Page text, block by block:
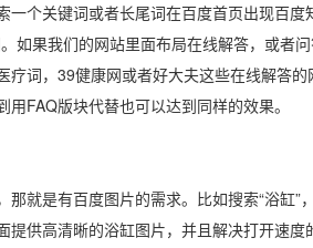
个关键词或者长尾词在百度首页出现百度
如果我们的网站里面布局在线解答，或者
疗词，39健康网或者好大夫这些在线解答
FAQ版块代替也可以达到同样的效果。
就是有百度图片的需求。比如搜索“浴缸”
提供高清晰的浴缸图片，并且解决打开速